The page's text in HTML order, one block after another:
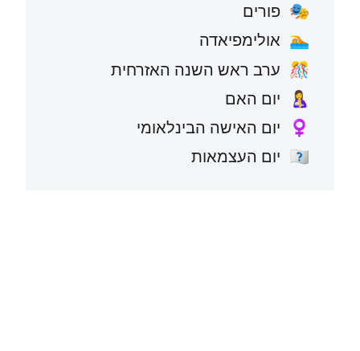
🎭 פורים
🏊 אולימפיאדה
🎊 ערב ראש השנה האזרחית
🤱 יום האם
♀️ יום האישה הבינלאומי
🇺🇸 יום העצמאות